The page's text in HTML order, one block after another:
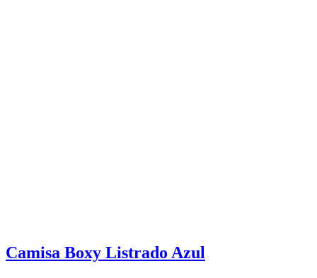
Camisa Boxy Listrado Azul